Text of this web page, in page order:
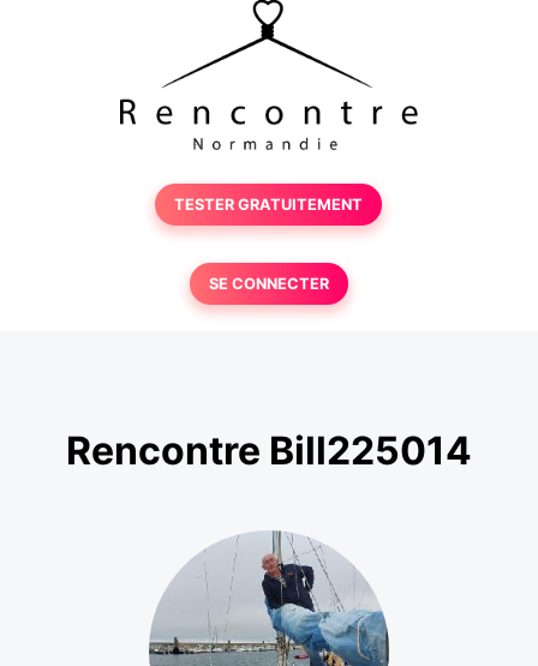
TESTER GRATUITEMENT
SE CONNECTER
Rencontre Bill225014